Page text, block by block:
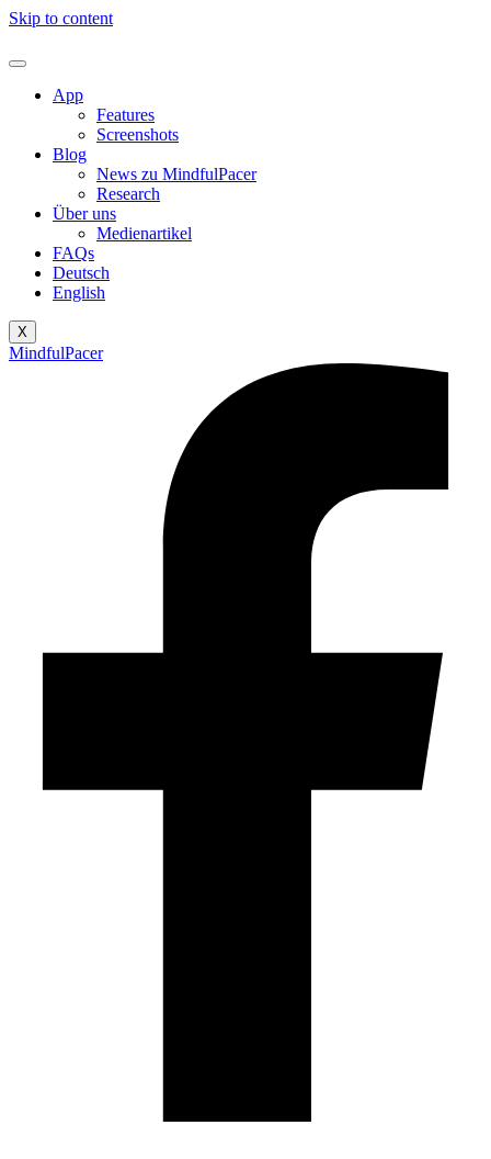
Skip to content
App
Features
Screenshots
Blog
News zu MindfulPacer
Research
Über uns
Medienartikel
FAQs
Deutsch
English
X
MindfulPacer